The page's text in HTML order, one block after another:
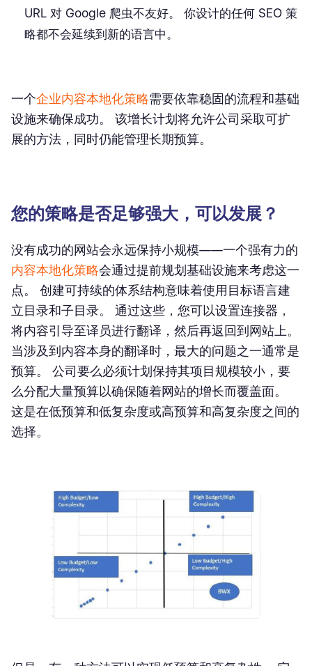
URL 对 Google 爬虫不友好。 你设计的任何 SEO 策
略都不会延续到新的语言中。
一个企业内容本地化策略需要依靠稳固的流程和基础
设施来确保成功。 该增长计划将允许公司采取可扩
展的方法，同时仍能管理长期预算。
您的策略是否足够强大，可以发展？
没有成功的网站会永远保持小规模——一个强有力的
内容本地化策略会通过提前规划基础设施来考虑这一
点。 创建可持续的体系结构意味着使用目标语言建
立目录和子目录。 通过这些，您可以设置连接器，
将内容引导至译员进行翻译，然后再返回到网站上。
当涉及到内容本身的翻译时，最大的问题之一通常是
预算。 公司要么必须计划保持其项目规模较小，要
么分配大量预算以确保随着网站的增长而覆盖面。
这是在低预算和低复杂度或高预算和高复杂度之间的
选择。